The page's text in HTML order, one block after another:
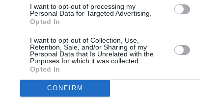
I want to opt-out of processing my
Personal Data for Targeted Advertising.
Opted In
I want to opt-out of Collection, Use,
Retention, Sale, and/or Sharing of my
Personal Data that Is Unrelated with the
Purposes for which it was collected.
Opted In
CONFIRM
19 h 23 sans escale : le Boeing 777F de National
Airlines relie l’Écosse à l’Australie
Badissi novembria commenté l'article :
Nice–Corse : ces vols électriques qui se profilent à
l’horizon 2030